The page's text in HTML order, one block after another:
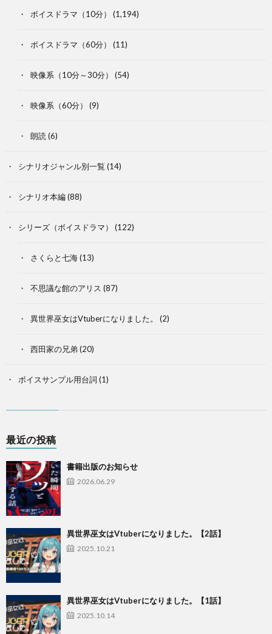
ボイスドラマ（10分） (1,194)
ボイスドラマ（60分） (11)
映像系（10分～30分） (54)
映像系（60分） (9)
朗読 (6)
シナリオジャンル別一覧 (14)
シナリオ本編(88)
シリーズ（ボイスドラマ） (122)
さくらと七海(13)
不思議な館のアリス (87)
異世界巫女はVtuberになりました。 (2)
西田家の兄弟(20)
ボイスサンプル用台詞 (1)
最近の投稿
書籍出版のお知らせ
2026.06.29
異世界巫女はVtuberになりました。【2話】
2025.10.21
異世界巫女はVtuberになりました。【1話】
2025.10.14